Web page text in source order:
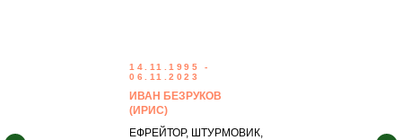
14.11.1995 -
06.11.2023
ИВАН БЕЗРУКОВ
(ИРИС)
ЕФРЕЙТОР, ШТУРМОВИК,